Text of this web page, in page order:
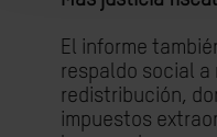
El informe
respaldo social a
redistribución,
impuestos